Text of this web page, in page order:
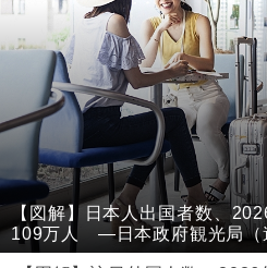
【図解】日本人出国者数、
109万人 ―日本政府観光局（